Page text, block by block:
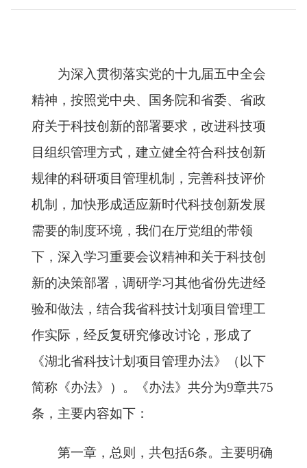
为深入贯彻落实党的十九届五中全会
精神，按照党中央、国务院和省委、省政
府关于科技创新的部署要求，改进科技项
目组织管理方式，建立健全符合科技创新
规律的科研项目管理机制，完善科技评价
机制，加快形成适应新时代科技创新发展
需要的制度环境，我们在厅党组的带领
下，深入学习重要会议精神和关于科技创
新的决策部署，调研学习其他省份先进经
验和做法，结合我省科技计划项目管理工
作实际，经反复研究修改讨论，形成了
《湖北省科技计划项目管理办法》（以下
简称《办法》）。《办法》共分为9章共75
条，主要内容如下：
第一章，总则，共包括6条。主要明确